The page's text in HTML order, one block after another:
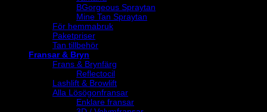
BGorgeous Spraytan
Mine Tan Spraytan
För hemmabruk
Paketpriser
Tan tillbehör
Fransar & Bryn
Frans & Brynfärg
Reflectocil
Lashlift & Browlift
Alla Lösögonfransar
Enklare fransar